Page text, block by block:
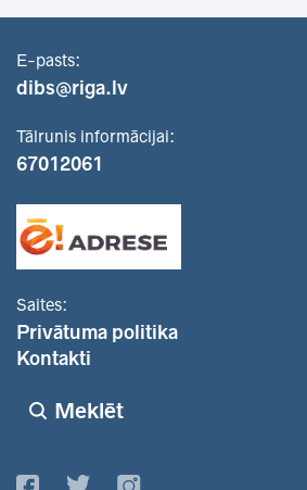
E-pasts:
dibs@riga.lv
Tālrunis informācijai:
67012061
Saites:
Privātuma politika
Kontakti
Meklēt